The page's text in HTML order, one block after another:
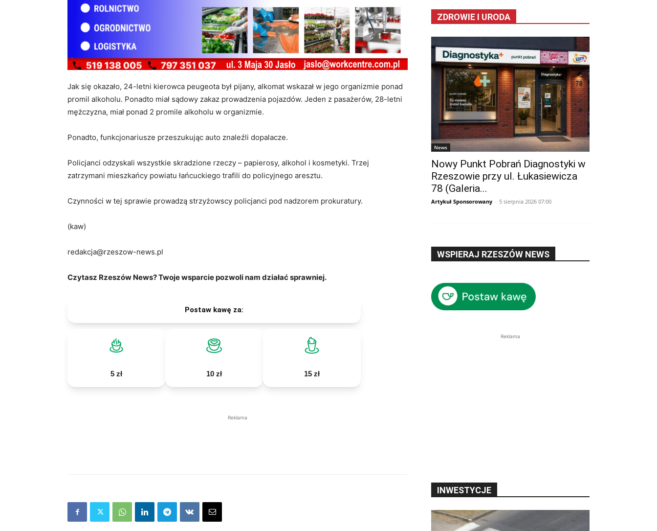
Jak się okazało, 24-letni kierowca peugeota był pijany, alkomat wskazał w jego organizmie ponad
promil alkoholu. Ponadto miał sądowy zakaz prowadzenia pojazdów. Jeden z pasażerów, 28-letni
mężczyzna, miał ponad 2 promile alkoholu w organizmie.
Ponadto, funkcjonariusze przeszukując auto znaleźli dopalacze.
Policjanci odzyskali wszystkie skradzione rzeczy – papierosy, alkohol i kosmetyki. Trzej
zatrzymani mieszkańcy powiatu łańcuckiego trafili do policyjnego aresztu.
Czynności w tej sprawie prowadzą strzyżowscy policjanci pod nadzorem prokuratury.
(kaw)
redakcja@rzeszow-news.pl
Czytasz Rzeszów News? Twoje wsparcie pozwoli nam działać sprawniej.
Postaw kawę za:
5 zł 10 zł 15 zł
Reklama
ZDROWIE I URODA
News
Nowy Punkt Pobrań Diagnostyki w
Rzeszowie przy ul. Łukasiewicza
78 (Galeria...
Artykuł Sponsorowany - 5 sierpnia 2026 07:00
WSPIERAJ RZESZÓW NEWS
Reklama
INWESTYCJE